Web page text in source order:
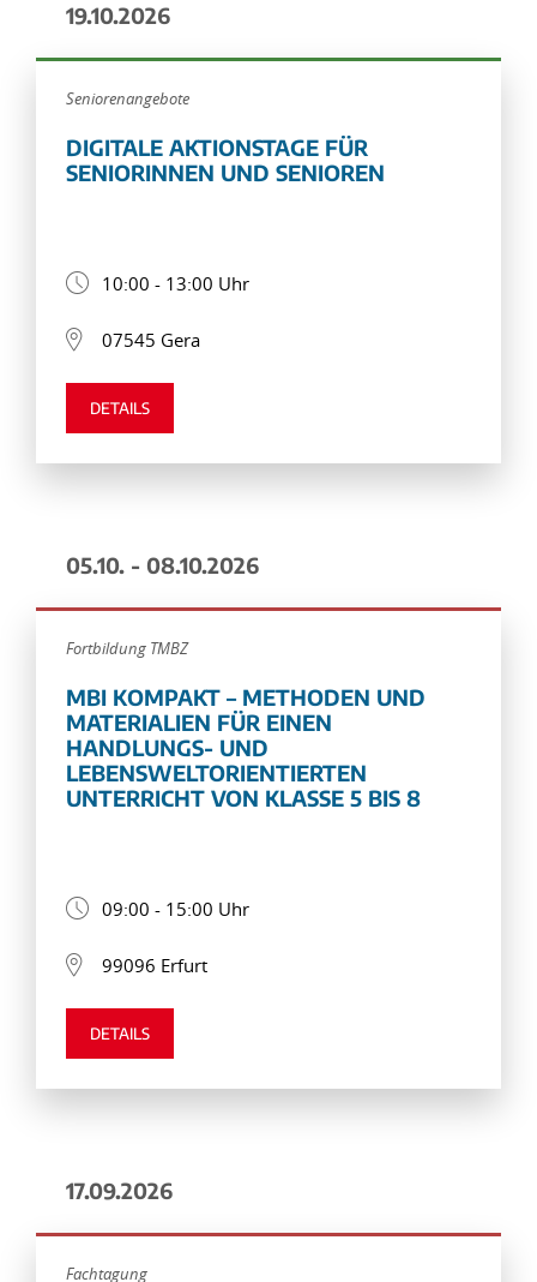
19.10.2026
Seniorenangebote
DIGITALE AKTIONSTAGE FÜR
SENIORINNEN UND SENIOREN
10:00 - 13:00 Uhr
07545 Gera
DETAILS
05.10. - 08.10.2026
Fortbildung TMBZ
MBI KOMPAKT – METHODEN UND
MATERIALIEN FÜR EINEN
HANDLUNGS- UND
LEBENSWELTORIENTIERTEN
UNTERRICHT VON KLASSE 5 BIS 8
09:00 - 15:00 Uhr
99096 Erfurt
DETAILS
17.09.2026
Fachtagung